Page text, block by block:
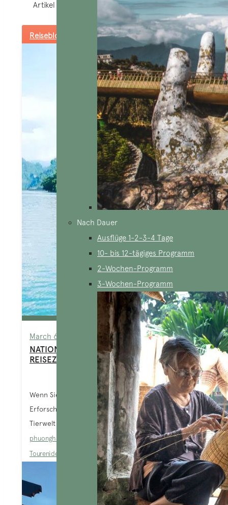
Nach Dauer
Ausflüge 1-2-3-4 Tage
10- bis 12-tägiges Programm
2-Wochen-Programm
3-Wochen-Programm
Artikel zu lesen, klicken Sie auf die Schaltfläche
unten.
Reiseblog
March 6, 2024
NATIONALPARKS IN VIETNAM: TOP 8 TOLLE
REISEZIELE FÜR NATURLIEBHABER
Wenn Sie eine brennende Leidenschaft für die
Erforschung der Natur und der Pflanzen- und
Tierwelt haben, könnten die Nationalparks in...
phuongha Top-Aktivitäten/Sehenswürdigkeiten,
Tourenideen
Vietnam-Reiseführer